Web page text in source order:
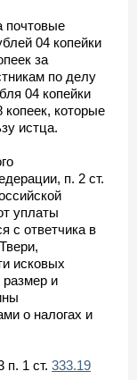
почтовые
04 копейки
за
по делу
04 копейки
копеек, которые
истца.
п. 2 ст.
уплаты
с ответчика в
исковых
размер и
о налогах и
п. 1 ст. 333.19